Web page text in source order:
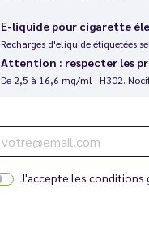
E-liquide pour cigarette
Recharges d'eliquide étiquetées
Attention : respecter les
De 2,5 à 16,6 mg/ml : H302.
J'accepte les conditions